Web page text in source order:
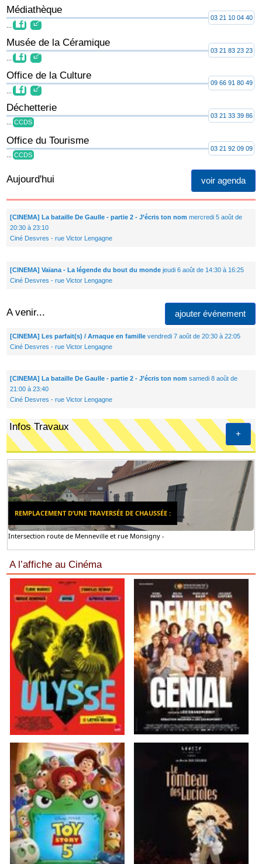
Médiathèque
03 21 10 04 40
Musée de la Céramique
03 21 83 23 23
Office de la Culture
09 66 91 80 49
Déchetterie
CCDS
03 21 33 39 86
Office du Tourisme
CCDS
03 21 92 09 09
voir agenda
Aujourd'hui
[CINEMA] La bataille De Gaulle - partie 2 - J’écris ton nom mercredi 5 août de
20:30 à 23:10
Ciné Desvres - rue Victor Lengagne
[CINEMA] Vaïana - La légende du bout du mondejeudi 6 août de 14:30 à 16:25
Ciné Desvres - rue Victor Lengagne
A venir... ajouter événement
[CINEMA] Les parfait(s) / Arnaque en famillevendredi 7 août de 20:30 à 22:05
Ciné Desvres - rue Victor Lengagne
[CINEMA] La bataille De Gaulle - partie 2 - J’écris ton nom samedi 8 août de
21:00 à 23:40
Ciné Desvres - rue Victor Lengagne
+
Infos Travaux
REMPLACEMENT D’UNE TRAVERSÉE DE CHAUSSÉE :
Intersection route de Menneville et rue Monsigny -
A l’affiche au Cinéma